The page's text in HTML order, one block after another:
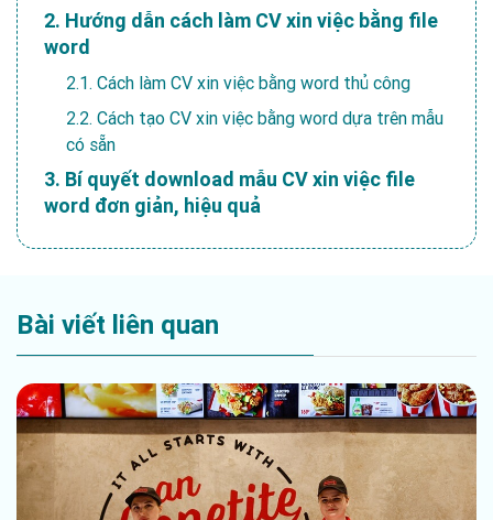
2. Hướng dẫn cách làm CV xin việc bằng file
word
2.1. Cách làm CV xin việc bằng word thủ công
2.2. Cách tạo CV xin việc bằng word dựa trên mẫu
có sẵn
3. Bí quyết download mẫu CV xin việc file
word đơn giản, hiệu quả
Bài viết liên quan